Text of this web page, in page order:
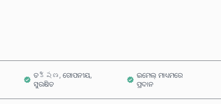
ତక్షణ, ଗୋପନୀୟ,
ସୁରକ୍ଷିତ
ଇମେଲ୍ ମାଧ୍ୟମରେ
ପ୍ରଦାନ